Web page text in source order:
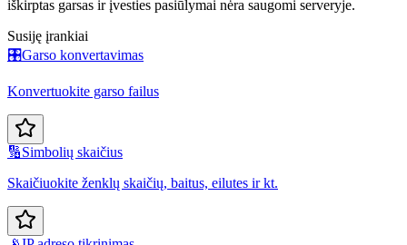
iškirptas garsas ir įvesties pasiūlymai nėra saugomi serveryje.
Susiję įrankiai
🎛️Garso konvertavimas
Konvertuokite garso failus
🔢Simbolių skaičius
Skaičiuokite ženklų skaičių, baitus, eilutes ir kt.